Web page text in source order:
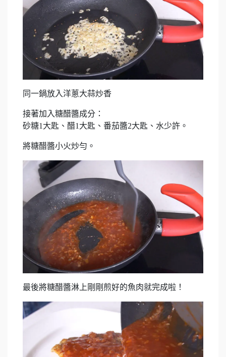
同一鍋放入洋蔥大蒜炒香
接著加入糖醋醬成分：
砂糖1大匙、醋1大匙、番茄醬2大匙、水少許。
將糖醋醬小火炒勻。
最後將糖醋醬淋上剛剛煎好的魚肉就完成啦！